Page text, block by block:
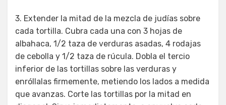
3. Extender la mitad de la mezcla de judías sobre
cada tortilla. Cubra cada una con 3 hojas de
albahaca, 1/2 taza de verduras asadas, 4 rodajas
de cebolla y 1/2 taza de rúcula. Dobla el tercio
inferior de las tortillas sobre las verduras y
enróllalas firmemente, metiendo los lados a medida
que avanzas. Corte las tortillas por la mitad en